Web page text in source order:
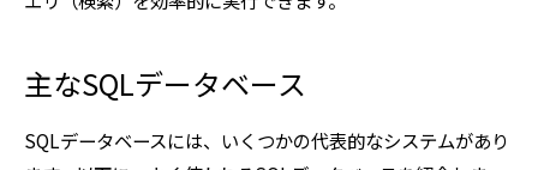
主なSQLデータベース
SQLデータベースには、いくつかの代表的なシステムがあり